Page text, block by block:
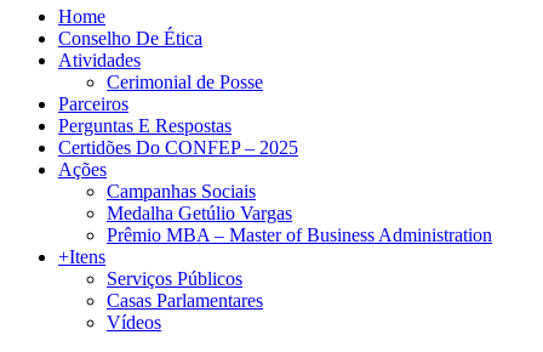
Home
Conselho De Ética
Atividades
Cerimonial de Posse
Parceiros
Perguntas E Respostas
Certidões Do CONFEP – 2025
Ações
Campanhas Sociais
Medalha Getúlio Vargas
Prêmio MBA – Master of Business Administration
+Itens
Serviços Públicos
Casas Parlamentares
Vídeos